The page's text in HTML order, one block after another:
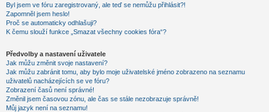
Byl jsem ve fóru zaregistrovaný, ale teď se nemůžu přihlásit?!
Zapomněl jsem heslo!
Proč se automaticky odhlašuji?
K čemu slouží funkce „Smazat všechny cookies fóra“?
Předvolby a nastavení uživatele
Jak můžu změnit svoje nastavení?
Jak můžu zabránit tomu, aby bylo moje uživatelské jméno zobrazeno na seznamu
uživatelů nacházejících se ve fóru?
Zobrazení časů není správné!
Změnil jsem časovou zónu, ale čas se stále nezobrazuje správně!
Můj jazyk není na seznamu!